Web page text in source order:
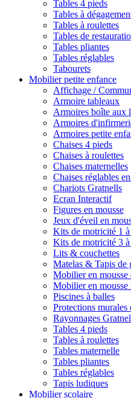
Tables 4 pieds
Tables à
Tables à roulettes
Tables de
Tables pliantes
Tables réglables
Tabourets
Mobilier petite enfance
Affichage /
Armoire tableaux
Armoires boîte aux
Armoires
Armoires petite
Chaises 4 pieds
Chaises à roulettes
Chaises maternelles
Chaises réglables
Chariots Gratnells
Ecran Interactif
Figures en mousse
Jeux d'éveil en
Kits de motricité 1 à
Kits de motricité 3 à
Lits & couchettes
Matelas & Tapis de
Mobilier en mousse
Mobilier en mousse
Piscines à balles
Protections murales
Rayonnages
Tables 4 pieds
Tables à roulettes
Tables maternelle
Tables pliantes
Tables réglables
Tapis ludiques
Mobilier scolaire